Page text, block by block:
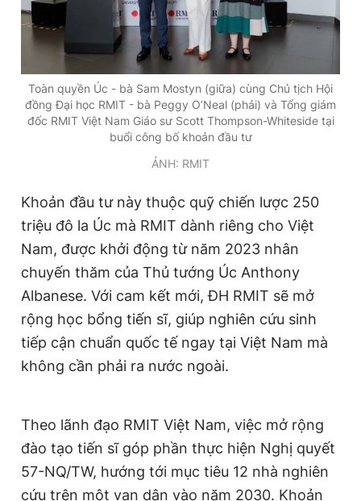
Toàn quyền Úc - bà Sam Mostyn (giữa) cùng Chủ tịch Hội
đồng Đại học RMIT - bà Peggy O’Neal (phải) và Tổng giám
đốc RMIT Việt Nam Giáo sư Scott Thompson-Whiteside tại
buổi công bố khoản đầu tư
ẢNH: RMIT
Khoản đầu tư này thuộc quỹ chiến lược 250
triệu đô la Úc mà RMIT dành riêng cho Việt
Nam, được khởi động từ năm 2023 nhân
chuyến thăm của Thủ tướng Úc Anthony
Albanese. Với cam kết mới, ĐH RMIT sẽ mở
rộng học bổng tiến sĩ, giúp nghiên cứu sinh
tiếp cận chuẩn quốc tế ngay tại Việt Nam mà
không cần phải ra nước ngoài.
Theo lãnh đạo RMIT Việt Nam, việc mở rộng
đào tạo tiến sĩ góp phần thực hiện Nghị quyết
57-NQ/TW, hướng tới mục tiêu 12 nhà nghiên
cứu trên một vạn dân vào năm 2030. Khoản